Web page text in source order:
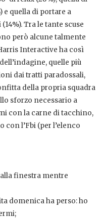
e quella di portare a
Tra le tante scuse
però alcune talmente
Interactive ha così
quelle più
dai tratti paradossali,
della propria squadra
sforzo necessario a
con la carne di tacchino,
con l’Fbi (per l’elenco
finestra mentre
domenica ha perso: ho